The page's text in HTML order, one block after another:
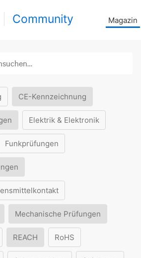
Community Magazin
CE-Kennzeichnung
Elektrik & Elektronik
Funkprüfungen
Mechanische Prüfungen
REACH RoHS